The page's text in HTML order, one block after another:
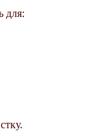
для: